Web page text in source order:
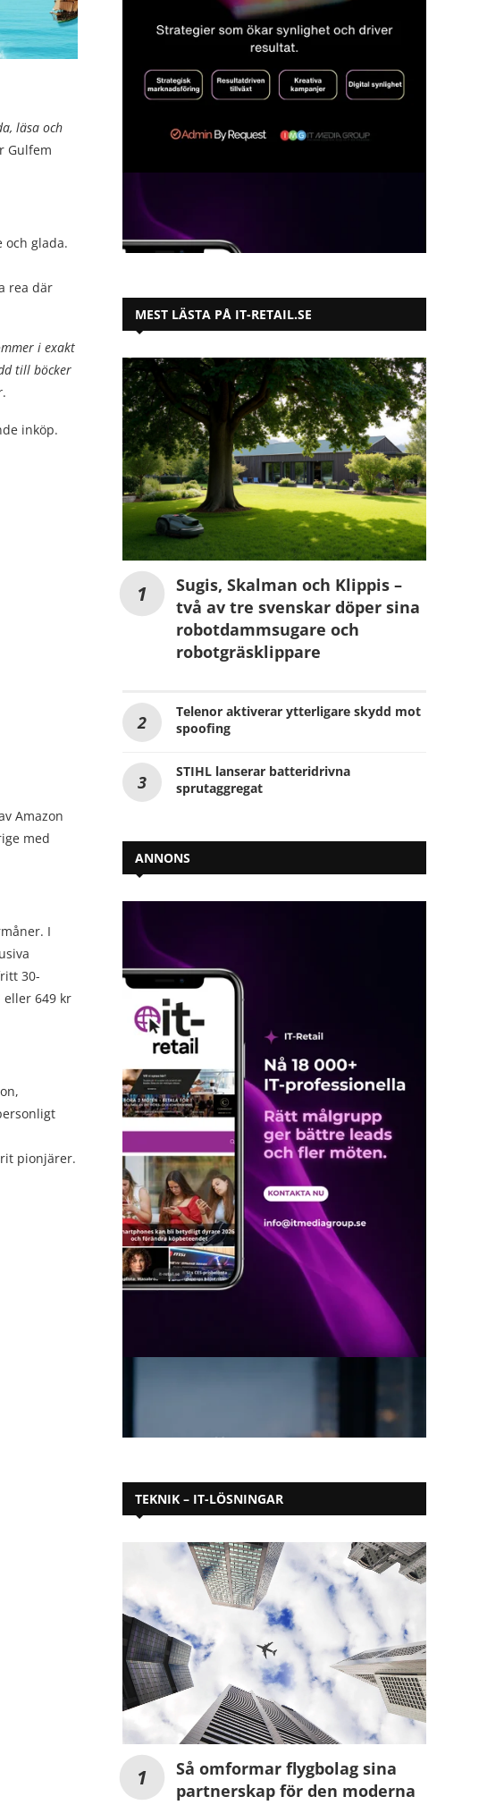
läsa och
Gulfem
och glada.
rea där
i exakt
till böcker
.
inköp.
Amazon
med
I
30-
eller 649 kr
pionjärer.
MEST LÄSTA PÅ IT-RETAIL.SE
Sugis, Skalman och Klippis –
två av tre svenskar döper sina
robotdammsugare och
robotgräsklippare
Telenor aktiverar ytterligare skydd mot
spoofing
STIHL lanserar batteridrivna
sprutaggregat
ANNONS
TEKNIK – IT-LÖSNINGAR
Så omformar flygbolag sina
partnerskap för den moderna